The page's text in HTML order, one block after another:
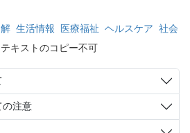
生活情報 医療福祉 ヘルスケア 社会
キストのコピー不可
の注意